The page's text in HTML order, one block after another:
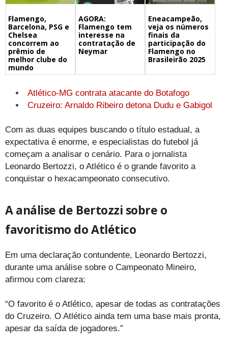
Flamengo,
Barcelona, PSG e
Chelsea
concorrem ao
prêmio de
melhor clube do
mundo
AGORA:
Flamengo tem
interesse na
contratação de
Neymar
Eneacampeão,
veja os números
finais da
participação do
Flamengo no
Brasileirão 2025
Atlético-MG contrata atacante do Botafogo
Cruzeiro: Arnaldo Ribeiro detona Dudu e Gabigol
Com as duas equipes buscando o título estadual, a
expectativa é enorme, e especialistas do futebol já
começam a analisar o cenário. Para o jornalista
Leonardo Bertozzi, o Atlético é o grande favorito a
conquistar o hexacampeonato consecutivo.
A análise de Bertozzi sobre o
favoritismo do Atlético
Em uma declaração contundente, Leonardo Bertozzi,
durante uma análise sobre o Campeonato Mineiro,
afirmou com clareza:
“O favorito é o Atlético, apesar de todas as contratações
do Cruzeiro. O Atlético ainda tem uma base mais pronta,
apesar da saída de jogadores.”